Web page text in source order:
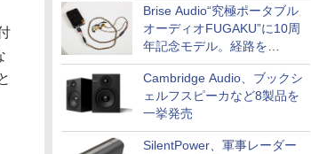
Brise Audio“究極ポータブル
オーディオFUGAKU”に10周
年記念モデル。経路を
NISHIKIで統一。400万円
Cambridge Audio、ブックシ
ェルフスピーカなど8製品を
一挙発売
SilentPower、軍事レーダー